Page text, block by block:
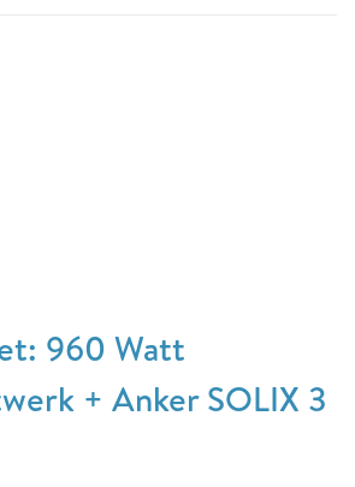
960 Watt
+ Anker SOLIX 3